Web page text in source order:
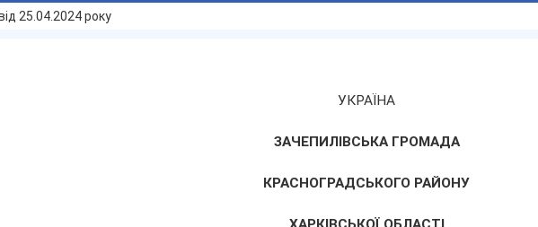
25.04.2024 року
УКРАЇНА
ЗАЧЕПИЛІВСЬКА ГРОМАДА
КРАСНОГРАДСЬКОГО РАЙОНУ